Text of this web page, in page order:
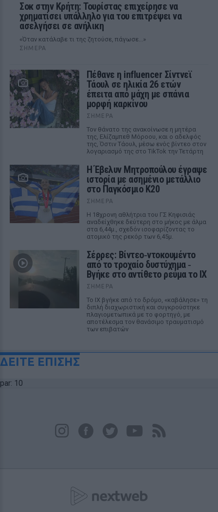
Σοκ στην Κρήτη: Τουρίστας επιχείρησε να
χρηματίσει υπάλληλο για του επιτρέψει να
ασελγήσει σε ανήλικη
«Όταν κατάλαβε τι της ζητούσε, πάγωσε...»
ΣΉΜΕΡΑ
Πέθανε η influencer Σίντνεϊ
Τάουλ σε ηλικία 26 ετών
έπειτα από μάχη με σπάνια
μορφή καρκίνου
ΣΉΜΕΡΑ
Τον θάνατο της ανακοίνωσε η μητέρα
της, Ελίζαμπεθ Μόροου, και ο αδελφός
της, Όστιν Τάουλ, μέσω ενός βίντεο στον
λογαριασμό της στο TikTok την Τετάρτη
Η Έβελυν Μητροπούλου έγραψε
ιστορία με ασημένιο μετάλλιο
στο Παγκόσμιο Κ20
ΣΉΜΕΡΑ
Η 18χρονη αθλήτρια του ΓΣ Κηφισιάς
αναδείχθηκε δεύτερη στο μήκος με άλμα
στα 6,44μ., σχεδόν ισοφαρίζοντας το
ατομικό της ρεκόρ των 6,45μ.
Σέρρες: Βίντεο‑ντοκουμέντο
από το τροχαίο δυστύχημα ‑
Βγήκε στο αντίθετο ρεύμα το ΙΧ
ΣΉΜΕΡΑ
Το ΙΧ βγήκε από το δρόμο, «καβάλησε» τη
διπλή διαχωριστική και συγκρούστηκε
πλαγιομετωπικά με το φορτηγό, με
αποτέλεσμα τον θανάσιμο τραυματισμό
των επιβατών
ΔΕΙΤΕ ΕΠΙΣΗΣ
par: 10